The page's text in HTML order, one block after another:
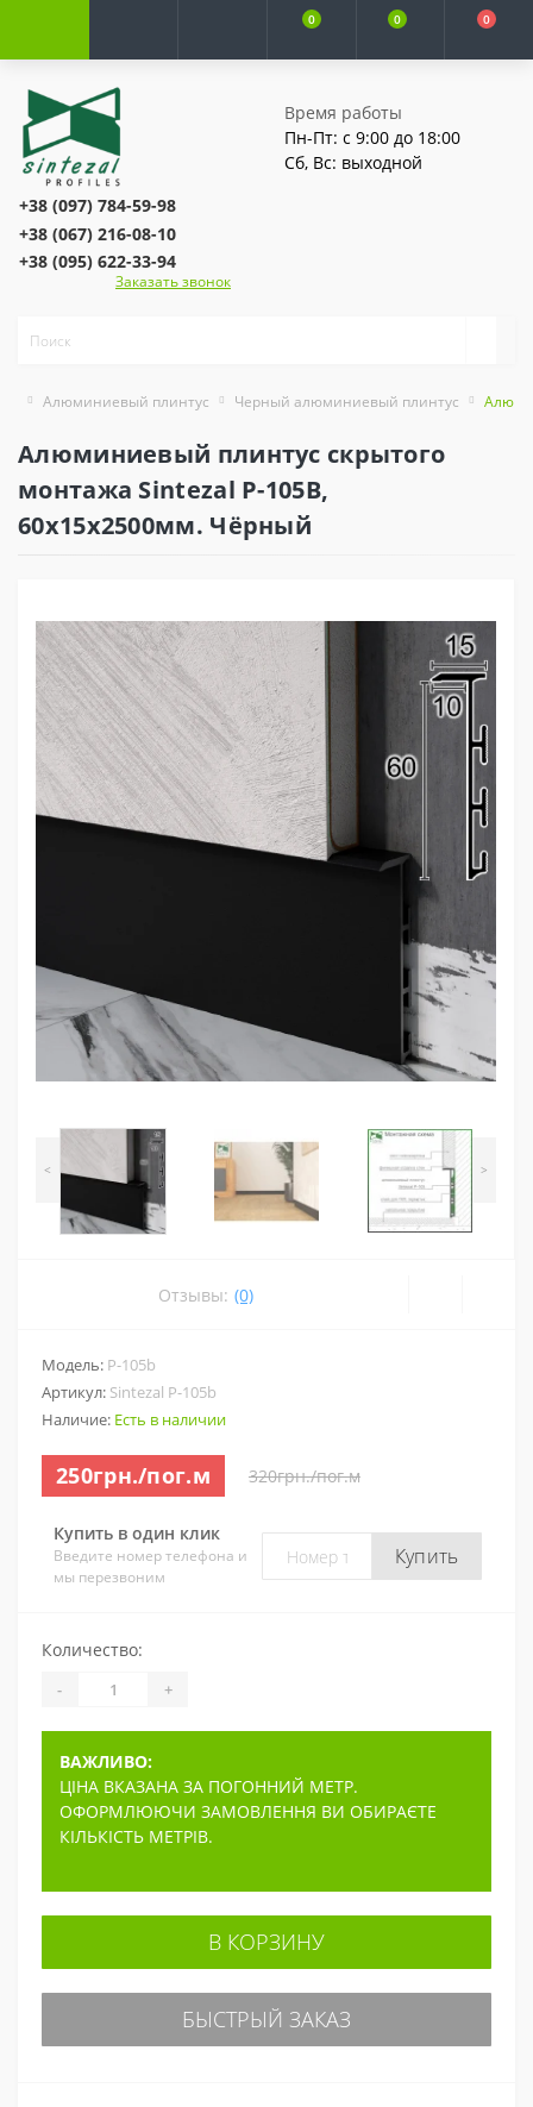
0 0 0
Время работы
Пн-Пт: с 9:00 до 18:00
Сб, Вс: выходной
+38 (097) 784-59-98
+38 (067) 216-08-10
+38 (095) 622-33-94
Заказать звонок
Алюминиевый плинтус Черный алюминиевый плинтус
Алюминиевый плинтус скрытого
монтажа Sintezal Р-105B,
60х15х2500мм. Чёрный
< >
Отзывы: (0)
Модель: P-105b
Артикул: Sintezal P-105b
Наличие: Есть в наличии
250грн./пог.м 320грн./пог.м
Купить в один клик
Введите номер телефона и
мы перезвоним
Купить
Количество:
- +
ВАЖЛИВО:
ЦІНА ВКАЗАНА ЗА ПОГОННИЙ МЕТР.
ОФОРМЛЮЮЧИ ЗАМОВЛЕННЯ ВИ ОБИРАЄТЕ
КІЛЬКІСТЬ МЕТРІВ.
В КОРЗИНУ
БЫСТРЫЙ ЗАКАЗ